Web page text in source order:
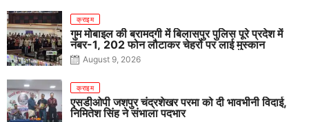
क्राइम
गुम मोबाइल की बरामदगी में बिलासपुर पुलिस पूरे प्रदेश में
नंबर-1, 202 फोन लौटाकर चेहरों पर लाई मुस्कान
August 9, 2026
क्राइम
एसडीओपी जशपुर चंद्रशेखर परमा को दी भावभीनी विदाई,
निमितेश सिंह ने संभाला पदभार